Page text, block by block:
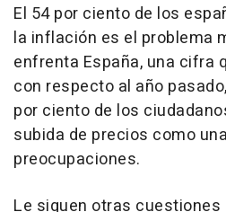
El 54 por ciento de los
la inflación es el problema
enfrenta España, una cifra
con respecto al año
por ciento de los
subida de precios como
preocupaciones.
Le siguen otras